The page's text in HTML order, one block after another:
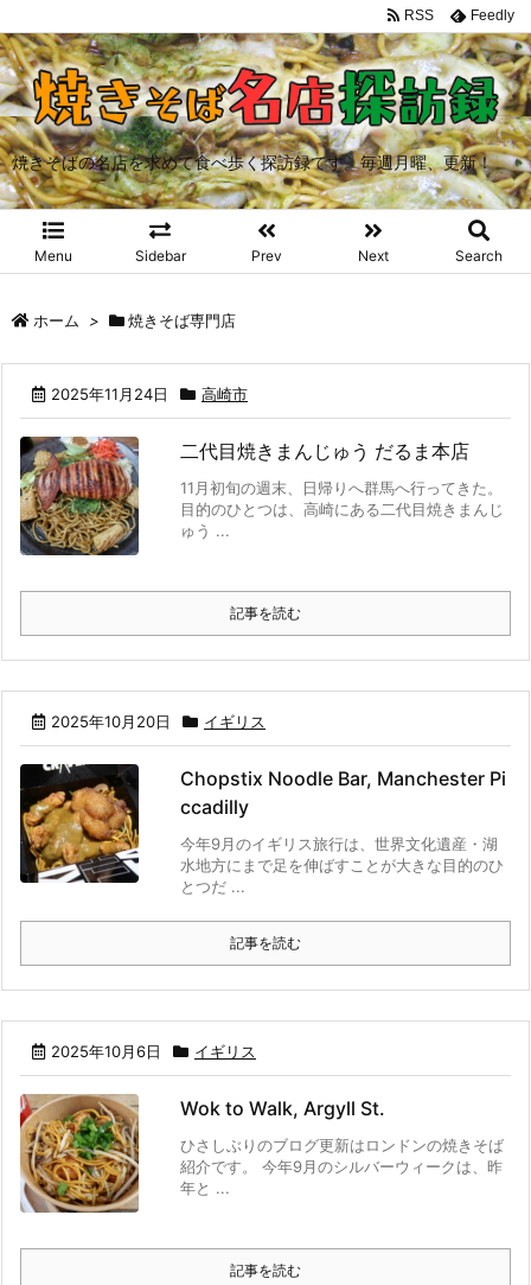
焼きそばの名店を求めて食べ歩く探訪録です。毎週月曜、更新！
Menu Sidebar Prev Next Search
RSS Feedly
ホーム > 焼きそば専門店
2025年11月24日 高崎市
二代目焼きまんじゅう だるま本店
11月初旬の週末、日帰りへ群馬へ行ってきた。
目的のひとつは、高崎にある二代目焼きまんじ
ゅう ...
記事を読む
2025年10月20日 イギリス
Chopstix Noodle Bar, Manchester Pi
ccadilly
今年9月のイギリス旅行は、世界文化遺産・湖
水地方にまで足を伸ばすことが大きな目的のひ
とつだ ...
記事を読む
2025年10月6日 イギリス
Wok to Walk, Argyll St.
ひさしぶりのブログ更新はロンドンの焼きそば
紹介です。 今年9月のシルバーウィークは、昨
年と ...
記事を読む